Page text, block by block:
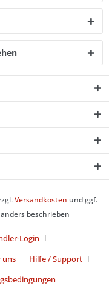
Versandkosten und ggf.
beschrieben
Login
uns
Hilfe / Support